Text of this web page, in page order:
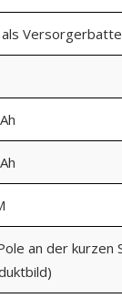
als
an der kurzen